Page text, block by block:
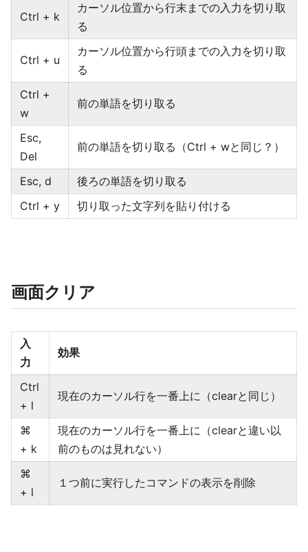
Ctrl + k
カーソル位置から行末までの入力を切り取
る
Ctrl + u
カーソル位置から行頭までの入力を切り取
る
Ctrl +
w
前の単語を切り取る
Esc,
Del
前の単語を切り取る（Ctrl + wと同じ？）
Esc, d
後ろの単語を切り取る
Ctrl + y
切り取った文字列を貼り付ける
画面クリア
入
力
効果
Ctrl
+ l
現在のカーソル行を一番上に（clearと同じ）
⌘
+ k
現在のカーソル行を一番上に（clearと違い以
前のものは見れない）
⌘
+ l
１つ前に実行したコマンドの表示を削除